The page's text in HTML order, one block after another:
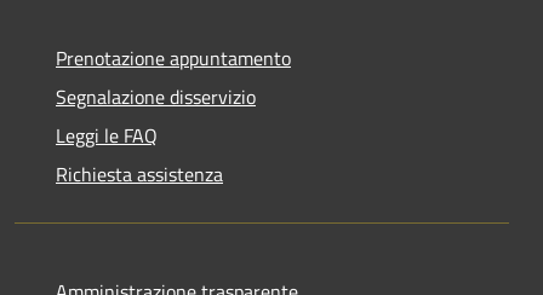
Prenotazione appuntamento
Segnalazione disservizio
Leggi le FAQ
Richiesta assistenza